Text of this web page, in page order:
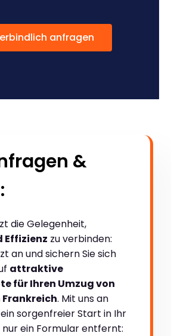
anfragen
&
die Gelegenheit,
zu verbinden:
an und sichern Sie sich
attraktive
für Ihren Umzug von
. Mit uns an
sorgenfreier Start in Ihr
nur ein Formular entfernt: